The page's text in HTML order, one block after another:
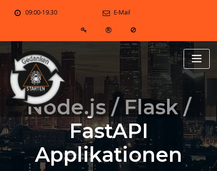
09:00-19.30 E-Mail
Node.js / Flask /
FastAPI
Applikationen